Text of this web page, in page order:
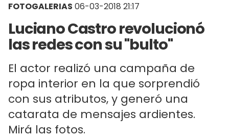
FOTOGALERIAS 06-03-2018 21:17
Luciano Castro revolucionó
las redes con su "bulto"
El actor realizó una campaña de
ropa interior en la que sorprendió
con sus atributos, y generó una
catarata de mensajes ardientes.
Mirá las fotos.